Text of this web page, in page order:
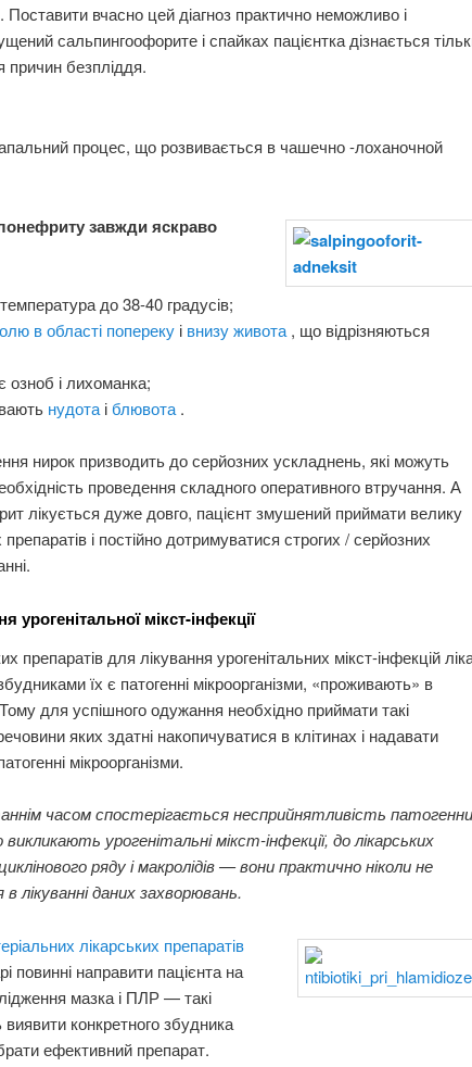
. Поставити вчасно цей діагноз практично неможливо і
сальпингоофорите і спайках пацієнтка дізнається
причин безпліддя.
процес, що розвивається в чашечно -лоханочной
завжди яскраво
до 38-40 градусів;
в області попереку і внизу живота , що відрізняються
озноб і лихоманка;
нудота іблювота .
нирок призводить до серйозних ускладнень, які можуть
проведення складного оперативного втручання. А
лікується дуже довго, пацієнт змушений приймати велику
препаратів і постійно дотримуватися строгих / серйозних
урогенітальної мікст-інфекції
препаратів для лікування урогенітальних мікст-інфекцій
їх є патогенні мікроорганізми, «проживають» в
Тому для успішного одужання необхідно приймати такі
яких здатні накопичуватися в клітинах і надавати
мікроорганізми.
часом спостерігається несприйнятливість
викликають урогенітальні мікст-інфекції, до лікарських
ряду і макролідів — вони практично ніколи не
лікуванні даних захворювань.
лікарських препаратів
повинні направити пацієнта на
мазка і ПЛР — такі
конкретного збудника
ефективний препарат.